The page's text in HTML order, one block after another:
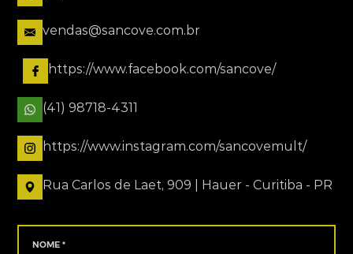
vendas@sancove.com.br
https://www.facebook.com/sancove/
(41) 98718-4311
https://www.instagram.com/sancovemult/
Rua Carlos de Laet, 909 | Hauer - Curitiba - PR